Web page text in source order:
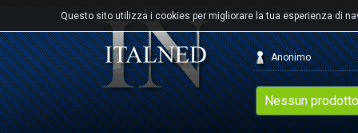
Questo sito utilizza i cookies per migliorare la tua esperienza di
Nessun
Anonimo